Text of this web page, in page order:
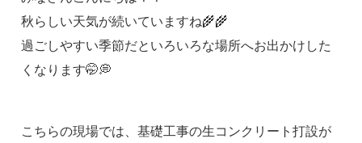
秋らしい天気が続いていますね🌾🌾
過ごしやすい季節だといろいろな場所へお出かけした
くなります🤭💭
こちらの現場では、基礎工事の生コンクリート打設が